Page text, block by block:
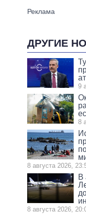
ДРУГИЕ
9
8
8 августа 2026,
В
8 августа 2026,